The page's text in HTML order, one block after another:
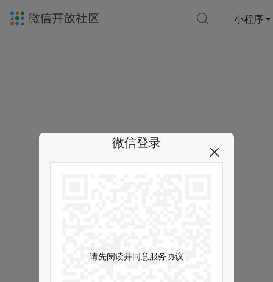
小程序
微信登录
请先阅读并同意服务协议